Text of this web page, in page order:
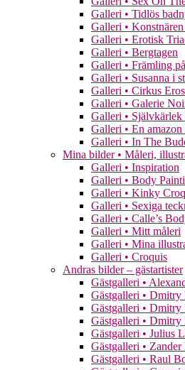
Galleri • Tidlös
Galleri •
Galleri • Erotisk
Galleri • Bergtagen
Galleri • Främling
Galleri • Susanna i
Galleri • Cirkus
Galleri • Galerie
Galleri • Självkärlek
Galleri • En
Galleri • In The
Mina bilder • Måleri,
Galleri • Inspiration
Galleri • Body
Galleri • Kinky
Galleri • Sexiga
Galleri • Calle’s
Galleri • Mitt måleri
Galleri • Mina
Galleri • Croquis
Andras bilder – gästartister
Gästgalleri •
Gästgalleri • Dmitry
Gästgalleri • Dmitry
Gästgalleri • Dmitry
Gästgalleri • Julius
Gästgalleri • Zander
Gästgalleri • Raul